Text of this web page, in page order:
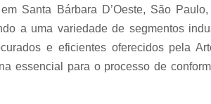
tubo
corte
Guarda
Santa Bárbara D’Oeste, São
a uma variedade de segmentos
e eficientes oferecidos pela
essencial para o processo de